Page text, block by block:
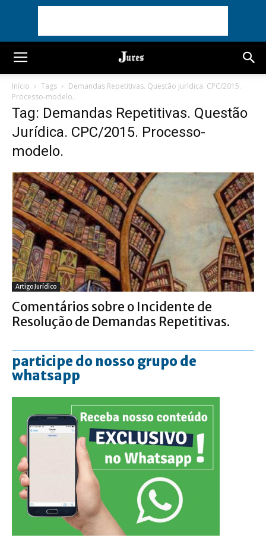
Início Tags
Demandas Repetitivas. Questão Jurídica. CPC/2015.
Processo-modelo.
Tag: Demandas Repetitivas. Questão
Jurídica. CPC/2015. Processo-
modelo.
Artigo Jurídico
Comentários sobre o Incidente de
Resolução de Demandas Repetitivas.
participe do nosso grupo de
whatsapp